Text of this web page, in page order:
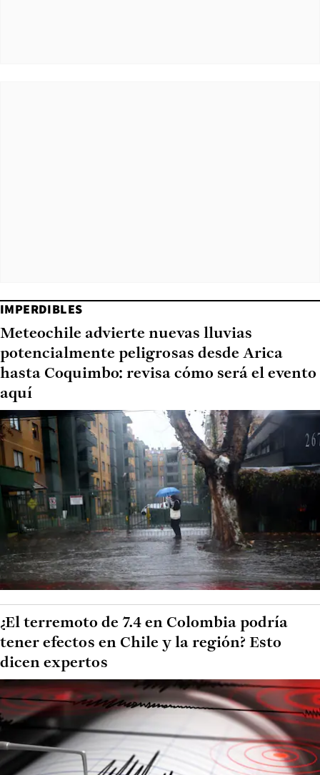
IMPERDIBLES
Meteochile advierte nuevas lluvias
potencialmente peligrosas desde Arica
hasta Coquimbo: revisa cómo será el evento
aquí
¿El terremoto de 7.4 en Colombia podría
tener efectos en Chile y la región? Esto
dicen expertos